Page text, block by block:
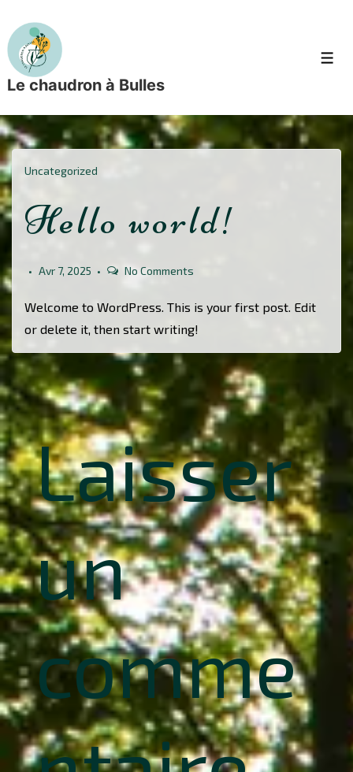
passer
au
contenu
Le chaudron à Bulles
Uncategorized
Hello world!
Avr 7, 2025 No Comments
Welcome to WordPress. This is your first post. Edit
or delete it, then start writing!
Laisser
un
comme